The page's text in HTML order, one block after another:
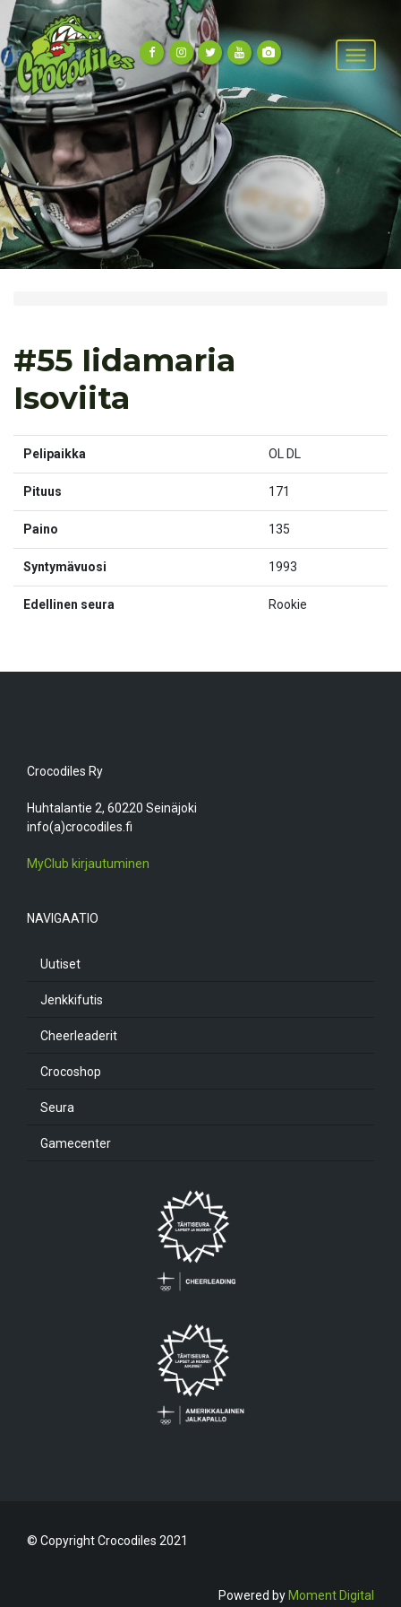
#55 Iidamaria
Isoviita
Pelipaikka OL DL
Pituus 171
Paino 135
Syntymävuosi 1993
Edellinen seura Rookie
Crocodiles Ry
Huhtalantie 2, 60220 Seinäjoki
info(a)crocodiles.fi
MyClub kirjautuminen
NAVIGAATIO
Uutiset
Jenkkifutis
Cheerleaderit
Crocoshop
Seura
Gamecenter
© Copyright Crocodiles 2021
Powered by Moment Digital